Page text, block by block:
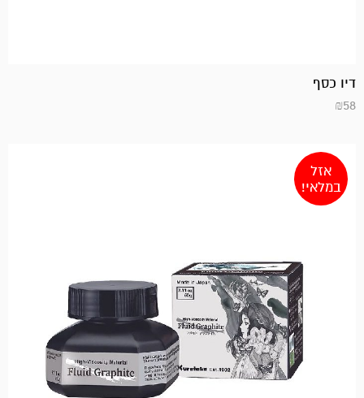
דיו כסף
₪58
אזל
במלאי!